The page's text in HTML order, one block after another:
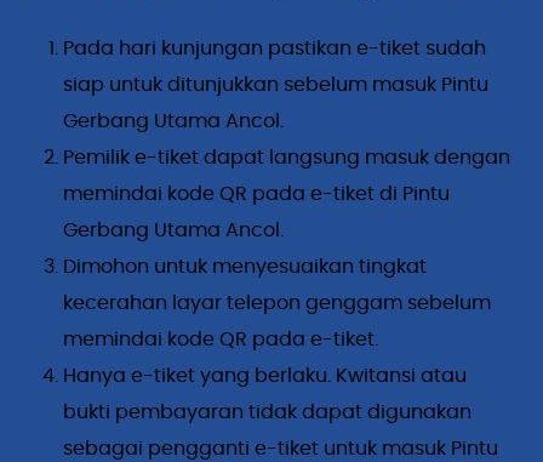
Pada hari kunjungan pastikan e-tiket sudah
siap untuk ditunjukkan sebelum masuk Pintu
Gerbang Utama Ancol.
Pemilik e-tiket dapat langsung masuk dengan
memindai kode QR pada e-tiket di Pintu
Gerbang Utama Ancol.
Dimohon untuk menyesuaikan tingkat
kecerahan layar telepon genggam sebelum
memindai kode QR pada e-tiket.
Hanya e-tiket yang berlaku. Kwitansi atau
bukti pembayaran tidak dapat digunakan
sebagai pengganti e-tiket untuk masuk Pintu